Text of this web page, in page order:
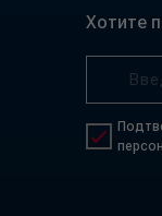
Хотите